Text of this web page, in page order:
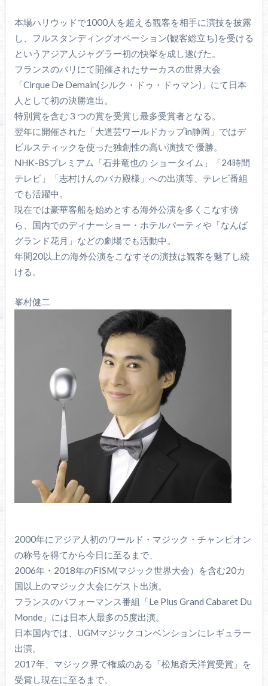
本場ハリウッドで1000人を超える観客を相手に演技を披露
し、フルスタンディングオベーション(観客総立ち)を受ける
というアジア人ジャグラー初の快挙を成し遂げた。
フランスのパリにて開催されたサーカスの世界大会
「Cirque De Demain(シルク・ドゥ・ドゥマン)」にて日本
人として初の決勝進出。
特別賞を含む３つの賞を受賞し最多受賞者となる。
翌年に開催された「大道芸ワールドカップin静岡」ではデ
ビルスティックを使った独創性の高い演技で 優勝。
NHK-BSプレミアム「石井竜也の ショータイム」「24時間
テレビ」「志村けんのバカ殿様」への出演等、テレビ番組
でも活躍中。
現在では豪華客船を始めとする海外公演を多くこなす傍
ら、国内でのディナーショー・ホテルパーティや「なんば
グランド花月」などの劇場でも活動中。
年間20以上の海外公演をこなすその演技は観客を魅了し続
ける。
峯村健二
2000年にアジア人初のワールド・マジック・チャンピオン
の称号を得てから今日に至るまで、
2006年・2018年のFISM(マジック世界大会）を含む20カ
国以上のマジック大会にゲスト出演。
フランスのパフォーマンス番組「Le Plus Grand Cabaret Du
Monde」には日本人最多の5度出演。
日本国内では、UGMマジックコンベンションにレギュラー
出演。
2017年、マジック界で権威のある「松旭斎天洋賞受賞」を
受賞し現在に至るまで、